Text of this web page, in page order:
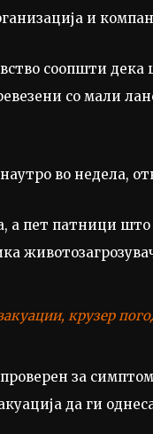
и
соопшти
со мали
во недела,
а пет патници што
крузер
за
да ги